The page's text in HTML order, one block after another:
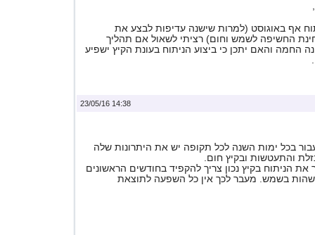
אף באוגוסט (למרות שישנה עדיפות לבצע את
החשיפה לשמש וחום) רציתי לשאול אם תהליך
החמה והאם יתכן כי ביצוע הניתוח בעונת הקיץ ישפיע
14:38 23/05/16
בכל ימות השנה לכל תקופה יש את היתרונות שלה
והתעטשות ובקיץ חום.
את הניתוח בקיץ נכון צריך להקפיד בחודשים הראשונים
בשמש. מעבר לכך אין כל השפעה לתוצאת